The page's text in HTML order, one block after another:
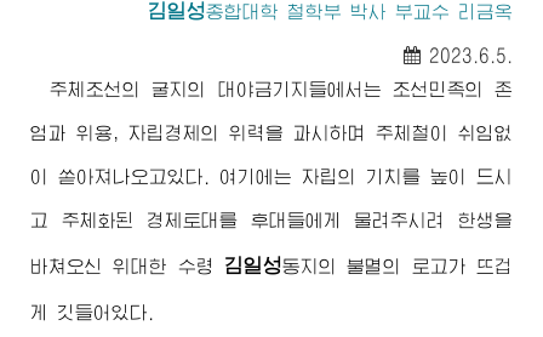
김일성종합대학 철학부 박사 부교수 리금옥
2023.6.5.
주체조선의 굴지의 대야금기지들에서는 조선민족의 존
엄과 위용, 자립경제의 위력을 과시하며 주체철이 쉬임없
이 쏟아져나오고있다. 여기에는 자립의 기치를 높이 드시
고 주체화된 경제토대를 후대들에게 물려주시려 한생을
바쳐오신위대한 수령 김일성동지의 불멸의 로고가 뜨겁
게 깃들어있다.